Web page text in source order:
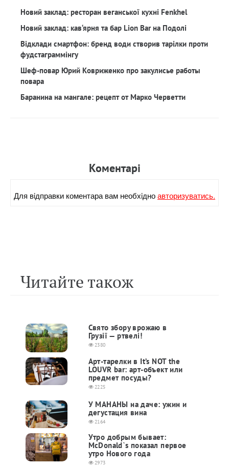
Новий заклад: ресторан веганської кухні Fenkhel
Новий заклад: кав‘ярня та бар Lion Bar на Подолі
Відклади смартфон: бренд води створив тарілки проти
фудстаграммінгу
Шеф-повар Юрий Ковриженко про закулисье работы
повара
Баранина на мангале: рецепт от Марко Черветти
Коментарi
Для вiдправки коментара вам необхiдноавторизуватись.
Читайте також
Свято збору врожаю в
Грузії — ртвелі!
2380
Арт-тарелки в It’s NOT the
LOUVR bar: арт-объект или
предмет посуды?
2225
У МАНАНЫ на даче: ужин и
дегустация вина
2164
Утро добрым бывает:
McDonald`s показал первое
утро Нового года
2973